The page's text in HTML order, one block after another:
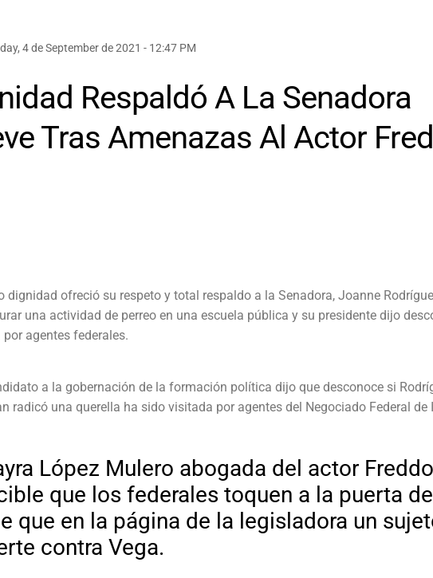
4 de September de 2021 - 12:47 PM
Respaldó A La Senadora
Tras Amenazas Al Actor
dignidad ofreció su respeto y total respaldo a la Senadora, Joanne
una actividad de perreo en una escuela pública y su presidente dijo
agentes federales.
a la gobernación de la formación política dijo que desconoce si
radicó una querella ha sido visitada por agentes del Negociado Federal de
López Mulero abogada del actor
que los federales toquen a la puerta
que en la página de la legisladora un
contra Vega.